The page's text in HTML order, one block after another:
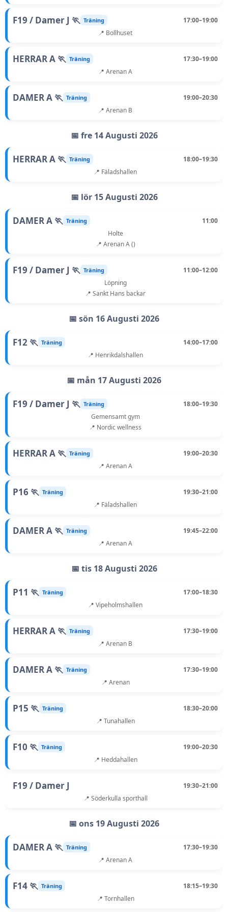
F19 / Damer J 🏃 Träning
17:00–19:00
📍 Bollhuset
HERRAR A 🏃 Träning
17:30–19:00
📍 Arenan A
DAMER A 🏃 Träning
19:00–20:30
📍 Arenan B
📅 fre 14 Augusti 2026
HERRAR A 🏃 Träning
18:00–19:30
📍 Fäladshallen
📅 lör 15 Augusti 2026
DAMER A 🏃 Träning
11:00
Holte
📍 Arenan A ()
F19 / Damer J 🏃 Träning
11:00–12:00
Löpning
📍 Sankt Hans backar
📅 sön 16 Augusti 2026
F12 🏃 Träning
14:00–17:00
📍 Henrikdalshallen
📅 mån 17 Augusti 2026
F19 / Damer J 🏃 Träning
18:00–19:30
Gemensamt gym
📍 Nordic wellness
HERRAR A 🏃 Träning
19:00–20:30
📍 Arenan A
P16 🏃 Träning
19:30–21:00
📍 Fäladshallen
DAMER A 🏃 Träning
19:45–22:00
📍 Arenan A
📅 tis 18 Augusti 2026
P11 🏃 Träning
17:00–18:30
📍 Vipeholmshallen
HERRAR A 🏃 Träning
17:30–19:00
📍 Arenan B
DAMER A 🏃 Träning
17:30–19:00
📍 Arenan
P15 🏃 Träning
18:30–20:00
📍 Tunahallen
F10 🏃 Träning
19:00–20:30
📍 Heddahallen
F19 / Damer J
19:30–21:00
📍 Söderkulla sporthall
📅 ons 19 Augusti 2026
DAMER A 🏃 Träning
17:30–19:30
📍 Arenan A
F14 🏃 Träning
18:15–19:30
📍 Tornhallen